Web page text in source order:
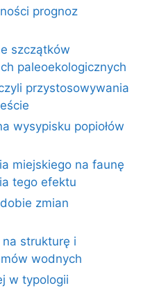
prognoz
szczątków
paleoekologicznych
przystosowywania
wysypisku popiołów
miejskiego na faunę
tego efektu
zmian
na strukturę i
wodnych
w typologii